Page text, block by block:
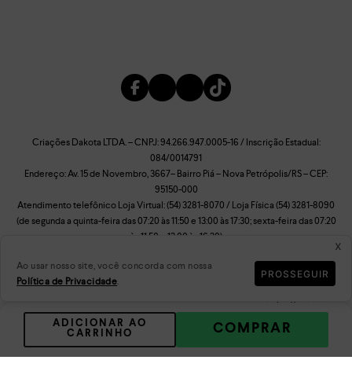
x
Ao usar nosso site, você concorda com nossa
Política de Privacidade.
PROSSEGUIR
ADICIONAR AO
CARRINHO
COMPRAR
Criações Dakota LTDA. – CNPJ: 94.266.947.0005-16 / Inscrição Estadual:
084/0014791
Endereço: Av. 15 de Novembro, 3667– Bairro Piá – Nova Petrópolis/RS – CEP:
95150-000
Atendimento telefônico Loja Virtual: (54) 3281-8070 / Loja Física (54) 3281-8090
(de segunda a quinta-feira das 07:20 às 11:50 e 13:00 às 17:30; sexta-feira das 07:20
às 11:50 e 13:00 às 16:30)
Dados